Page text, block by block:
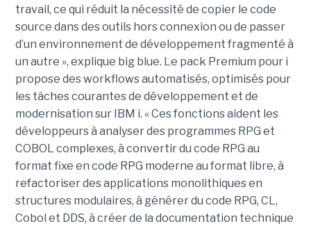
travail, ce qui réduit la nécessité de copier le code
source dans des outils hors connexion ou de passer
d’un environnement de développement fragmenté à
un autre », explique big blue. Le pack Premium pour i
propose des workflows automatisés, optimisés pour
les tâches courantes de développement et de
modernisation sur IBM i. « Ces fonctions aident les
développeurs à analyser des programmes RPG et
COBOL complexes, à convertir du code RPG au
format fixe en code RPG moderne au format libre, à
refactoriser des applications monolithiques en
structures modulaires, à générer du code RPG, CL,
Cobol et DDS, à créer de la documentation technique